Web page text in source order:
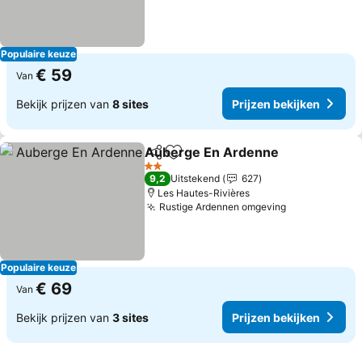
Populaire keuze
Van € 59
Bekijk prijzen van 8 sites Prijzen bekijken
Populaire keuze
DelenToevoegen aan favorieten
Auberge En Ardenne
2 Sterren
9,2 Uitstekend
627
Les Hautes-Rivières
Rustige Ardennen omgeving
Van € 69
Bekijk prijzen van 3 sites Prijzen bekijken